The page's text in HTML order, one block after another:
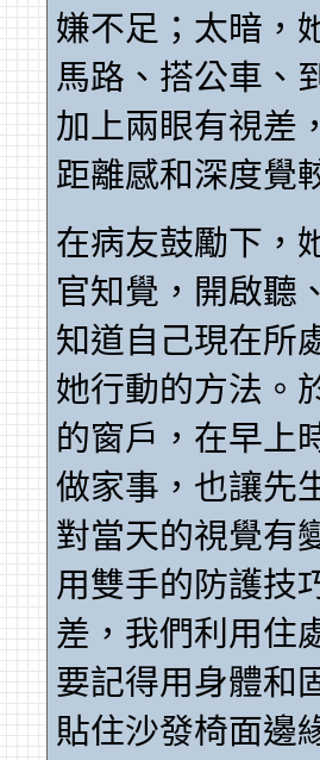
嫌不足；太暗，
馬路、搭公車、
加上兩眼有視差
距離感和深度覺
在病友鼓勵下，
官知覺，開啟聽
知道自己現在所
她行動的方法。
的窗戶，在早上
做家事，也讓先
對當天的視覺有
用雙手的防護技
差，我們利用住
要記得用身體和
貼住沙發椅面邊